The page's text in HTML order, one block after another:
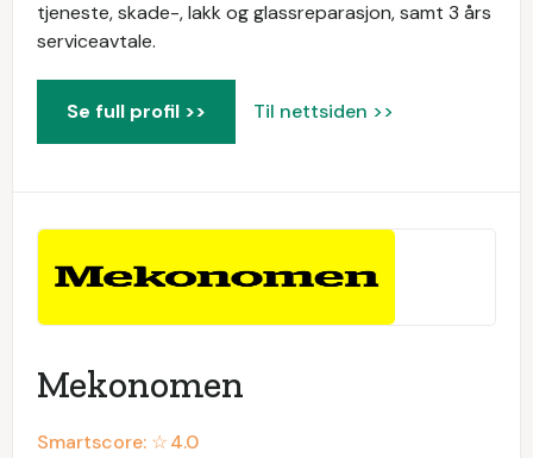
tjeneste, skade-, lakk og glassreparasjon, samt 3 års
serviceavtale.
Se full profil >> Til nettsiden >>
Mekonomen
Smartscore: ☆4.0